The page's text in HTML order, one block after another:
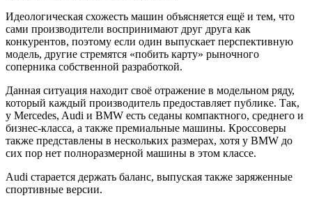
Идеологическая схожесть машин объясняется ещё и тем, что
сами производители воспринимают друг друга как
конкурентов, поэтому если один выпускает перспективную
модель, другие стремятся «побить карту» рыночного
соперника собственной разработкой.
Данная ситуация находит своё отражение в модельном ряду,
который каждый производитель предоставляет публике. Так,
у Mercedes, Audi и BMW есть седаны компактного, среднего и
бизнес-класса, а также премиальные машины. Кроссоверы
также представлены в нескольких размерах, хотя у BMW до
сих пор нет полноразмерной машины в этом классе.
Audi старается держать баланс, выпуская также заряженные
спортивные версии.